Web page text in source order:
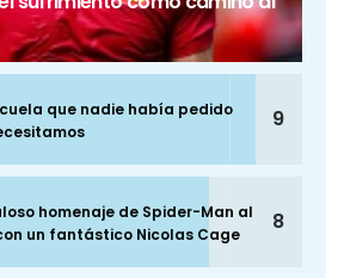
que nadie había pedido
9
homenaje de Spider-Man al
un fantástico Nicolas Cage
8